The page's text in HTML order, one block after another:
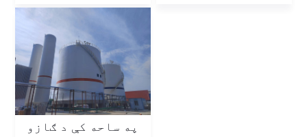
په ساحه کې د ګازو